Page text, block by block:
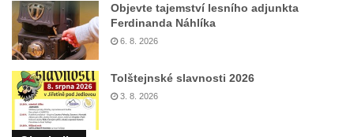
Pomník Přemysla Otakara II. v parku Na
Sadech v Českých Budějovicích
Socha Mateřství v parku Na Sadech v
Českých Budějovicích
Památník Otokara Mokrého v parku Na
Sadech v Českých Budějovicích
Objevte tajemství lesního adjunkta
Ferdinanda Náhlíka
6. 8. 2026
Tolštejnské slavnosti 2026
3. 8. 2026